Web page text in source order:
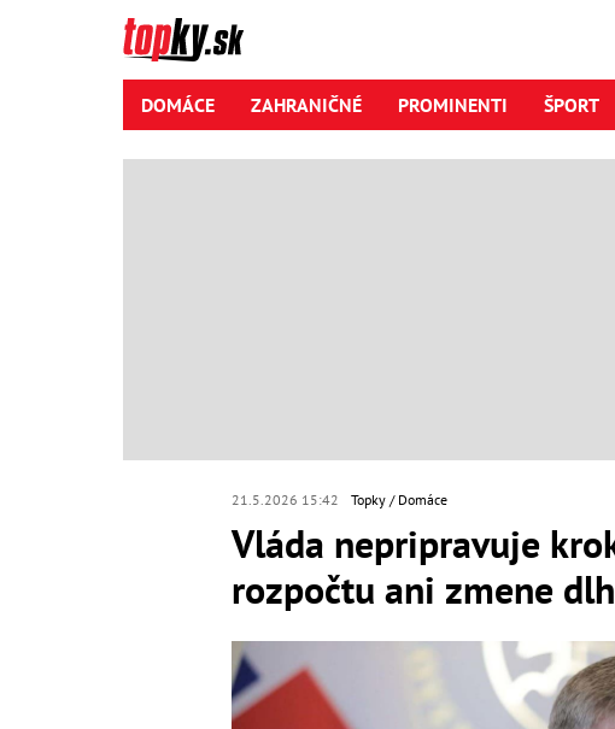
DOMÁCE ZAHRANIČNÉ PROMINENTI ŠPORT
21.5.2026 15:42 Topky Domáce
Vláda nepripravuje
rozpočtu ani zmene